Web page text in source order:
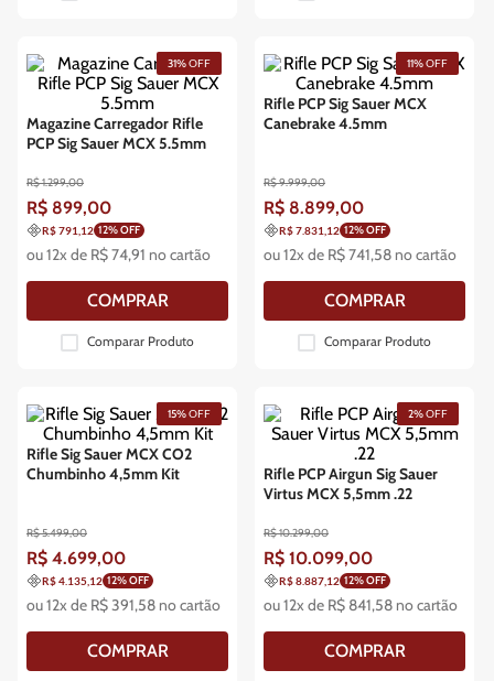
Magazine Carregador Rifle
PCP Sig Sauer MCX 5.5mm
R$1.299,00
R$ 899,00
31%OFF
R$ 791,12 12% OFF
ou12x de R$74,91 no cartão
COMPRAR
Comparar Produto
Rifle PCP Sig Sauer MCX
Canebrake 4.5mm
R$9.999,00
R$ 8.899,00
11%OFF
R$ 7.831,12 12% OFF
ou12x de R$741,58 no cartão
COMPRAR
Comparar Produto
Rifle Sig Sauer MCX CO2
Chumbinho 4,5mm Kit
R$5.499,00
R$ 4.699,00
15%OFF
R$ 4.135,12 12% OFF
ou12x de R$391,58 no cartão
COMPRAR
Rifle PCP Airgun Sig Sauer
Virtus MCX 5,5mm .22
R$10.299,00
R$ 10.099,00
2%OFF
R$ 8.887,12 12% OFF
ou12x de R$ 841,58 no cartão
COMPRAR